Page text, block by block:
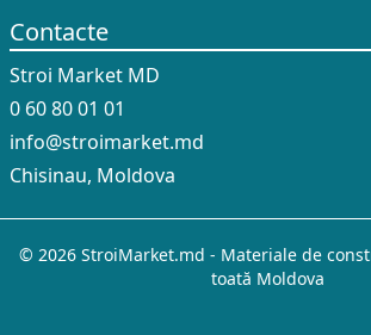
Contacte
Stroi Market MD
0 60 80 01 01
info@stroimarket.md
Chisinau, Moldova
© 2026 StroiMarket.md - Materiale de
toată Moldova